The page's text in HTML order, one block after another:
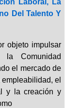
Del Talento Y
objeto impulsar
Comunidad
el mercado de
el
y la creación y